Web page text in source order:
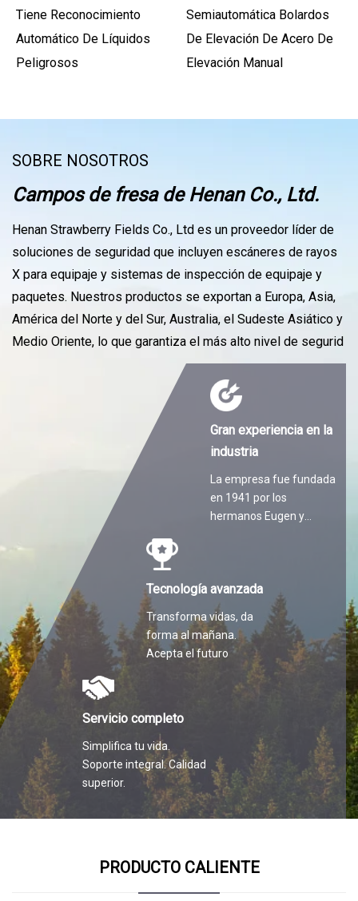
Tiene Reconocimiento
Automático De Líquidos
Peligrosos
Semiautomática Bolardos
De Elevación De Acero De
Elevación Manual
SOBRE NOSOTROS
Campos de fresa de Henan Co., Ltd.
Henan Strawberry Fields Co., Ltd es un proveedor líder de
soluciones de seguridad que incluyen escáneres de rayos
X para equipaje y sistemas de inspección de equipaje y
paquetes. Nuestros productos se exportan a Europa, Asia,
América del Norte y del Sur, Australia, el Sudeste Asiático y
Medio Oriente, lo que garantiza el más alto nivel de segurid
Gran experiencia en la
industria
La empresa fue fundada
en 1941 por los
hermanos Eugen y
Tecnología avanzada
Transforma vidas, da
forma al mañana.
Acepta el futuro
Servicio completo
Simplifica tu vida.
Soporte integral. Calidad
superior.
PRODUCTO CALIENTE